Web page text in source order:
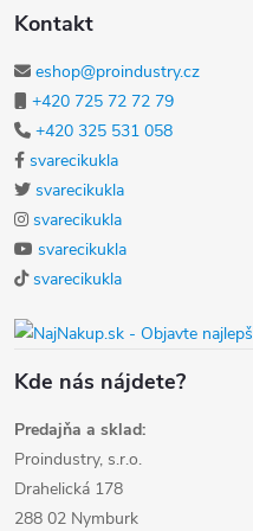
Kontakt
eshop@proindustry.cz
+420 725 72 72 79
+420 325 531 058
svarecikukla
svarecikukla
svarecikukla
svarecikukla
svarecikukla
Kde nás nájdete?
Predajňa a sklad:
Proindustry, s.r.o.
Drahelická 178
288 02 Nymburk